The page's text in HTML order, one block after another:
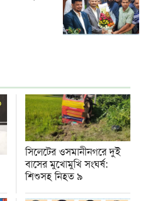
সিলেটের ওসমানীনগরে দুই
বাসের মুখোমুখি সংঘর্ষ:
শিশুসহ নিহত ৯